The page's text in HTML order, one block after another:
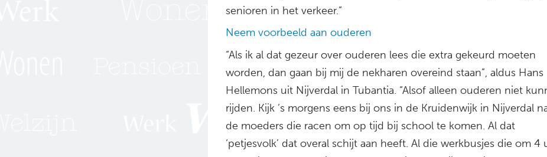
senioren in het verkeer.”
Neem voorbeeld aan ouderen
“Als ik al dat gezeur over ouderen lees die extra gekeurd moeten
worden, dan gaan bij mij de nekharen overeind staan”, aldus Hans
Hellemons uit Nijverdal in Tubantia. “Alsof alleen ouderen niet
rijden. Kijk ’s morgens eens bij ons in de Kruidenwijk in Nijverdal
de moeders die racen om op tijd bij school te komen. Al dat
‘petjesvolk’ dat overal schijt aan heeft. Al die werkbusjes die om 4